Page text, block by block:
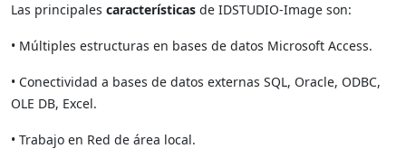
Las principales características de IDSTUDIO-Image son:
• Múltiples estructuras en bases de datos Microsoft Access.
• Conectividad a bases de datos externas SQL, Oracle, ODBC,
OLE DB, Excel.
• Trabajo en Red de área local.